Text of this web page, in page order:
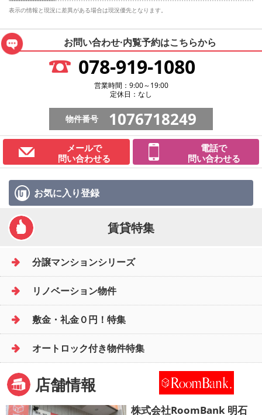
表示の情報と現況に差異がある場合は現況優先となります。
お問い合わせ·内覧予約はこちらから
078-919-1080
営業時間：9:00～19:00
定休日：なし
物件番号 1076718249
メールで
問い合わせる
電話で
問い合わせる
お気に入り登録
賃貸特集
分譲マンションシリーズ
リノベーション物件
敷金・礼金０円！特集
オートロック付き物件特集
店舗情報
株式会社RoomBank 明石